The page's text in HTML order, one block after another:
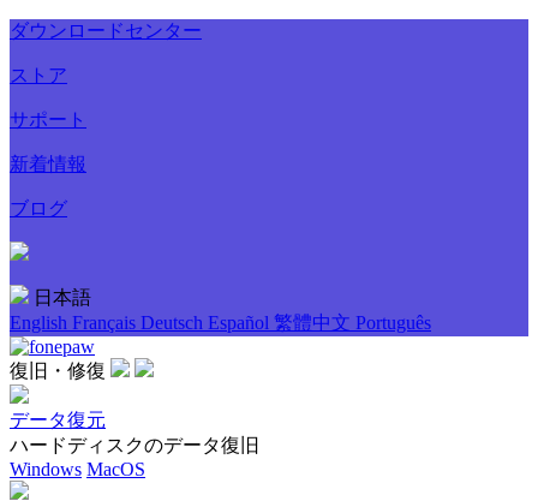
ダウンロードセンター
ストア
サポート
新着情報
ブログ
日本語
English Français Deutsch Español 繁體中文 Português
復旧・修復
データ復元
ハードディスクのデータ復旧
Windows MacOS